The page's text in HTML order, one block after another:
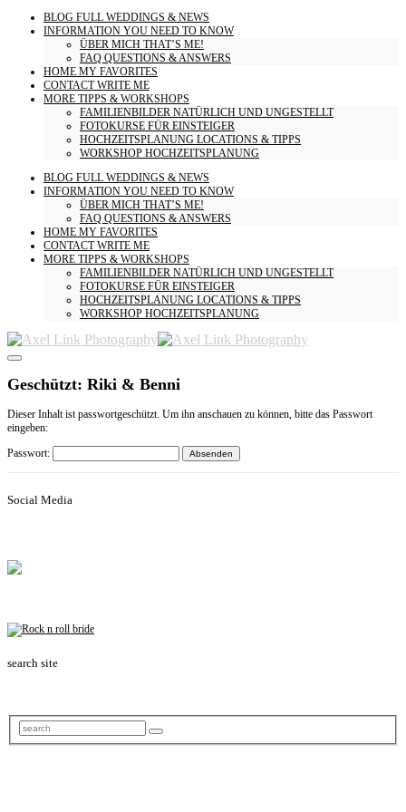
BLOG FULL WEDDINGS & NEWS
INFORMATION YOU NEED TO KNOW
ÜBER MICH THAT’S ME!
FAQ QUESTIONS & ANSWERS
HOME MY FAVORITES
CONTACTWRITE ME
MORE TIPPS & WORKSHOPS
FAMILIENBILDER NATÜRLICH UND UNGESTELLT
FOTOKURSE FÜR EINSTEIGER
HOCHZEITSPLANUNG LOCATIONS & TIPPS
WORKSHOP HOCHZEITSPLANUNG
BLOG FULL WEDDINGS & NEWS
INFORMATION YOU NEED TO KNOW
ÜBER MICH THAT’S ME!
FAQ QUESTIONS & ANSWERS
HOME MY FAVORITES
CONTACTWRITE ME
MORE TIPPS & WORKSHOPS
FAMILIENBILDER NATÜRLICH UND UNGESTELLT
FOTOKURSE FÜR EINSTEIGER
HOCHZEITSPLANUNG LOCATIONS & TIPPS
WORKSHOP HOCHZEITSPLANUNG
Geschützt: Riki & Benni
Dieser Inhalt ist passwortgeschützt. Um ihn anschauen zu können, bitte das Passwort
eingeben:
Passwort:
Social Media
search site